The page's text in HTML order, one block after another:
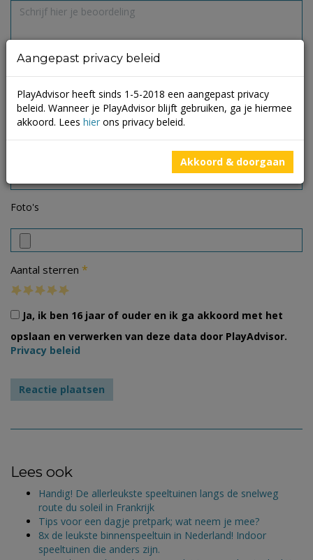
Foto's
Aantal sterren *
Ja, ik ben 16 jaar of ouder en ik ga akkoord met het
opslaan en verwerken van deze data door PlayAdvisor.
Privacy beleid
Lees ook
Handig! De allerleukste speeltuinen langs de snelweg
route du soleil in Frankrijk
Tips voor een dagje pretpark; wat neem je mee?
8x de leukste binnenspeeltuin in Nederland! Indoor
speeltuinen die anders zijn.
Aangepast privacy beleid
PlayAdvisor heeft sinds 1-5-2018 een aangepast privacy
beleid. Wanneer je PlayAdvisor blijft gebruiken, ga je hiermee
akkoord. Lees hier ons privacy beleid.
Akkoord & doorgaan